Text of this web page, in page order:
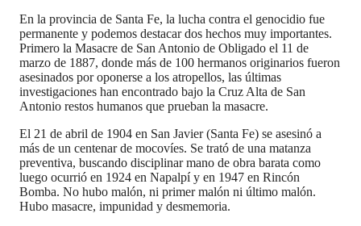
En la provincia de Santa Fe, la lucha contra el genocidio fue
permanente y podemos destacar dos hechos muy importantes.
Primero la Masacre de San Antonio de Obligado el 11 de
marzo de 1887, donde más de 100 hermanos originarios fueron
asesinados por oponerse a los atropellos, las últimas
investigaciones han encontrado bajo la Cruz Alta de San
Antonio restos humanos que prueban la masacre.
El 21 de abril de 1904 en San Javier (Santa Fe) se asesinó a
más de un centenar de mocovíes. Se trató de una matanza
preventiva, buscando disciplinar mano de obra barata como
luego ocurrió en 1924 en Napalpí y en 1947 en Rincón
Bomba. No hubo malón, ni primer malón ni último malón.
Hubo masacre, impunidad y desmemoria.